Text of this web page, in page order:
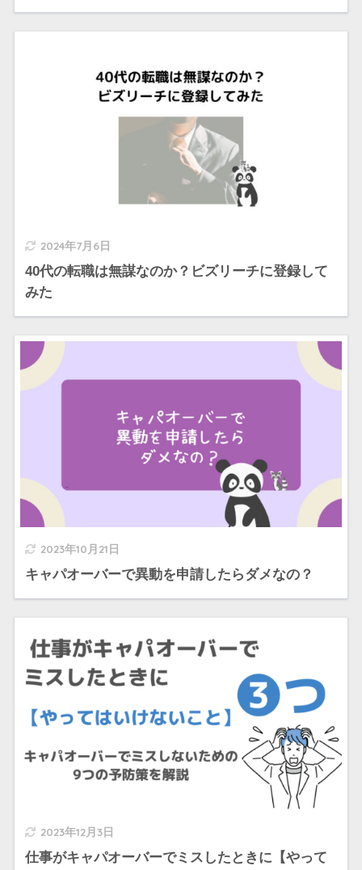
2024年7月6日
40代の転職は無謀なのか？ビズリーチに登録して
みた
2023年10月21日
キャパオーバーで異動を申請したらダメなの？
2023年12月3日
仕事がキャパオーバーでミスしたときに【やって